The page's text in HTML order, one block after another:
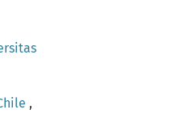
,